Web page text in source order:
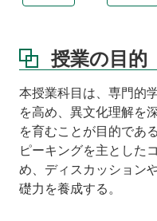
授業の目的
本授業科目は、専門的
を高め、異文化理解を
を育むことが目的であ
ピーキングを主とした
め、ディスカッション
礎力を養成する。